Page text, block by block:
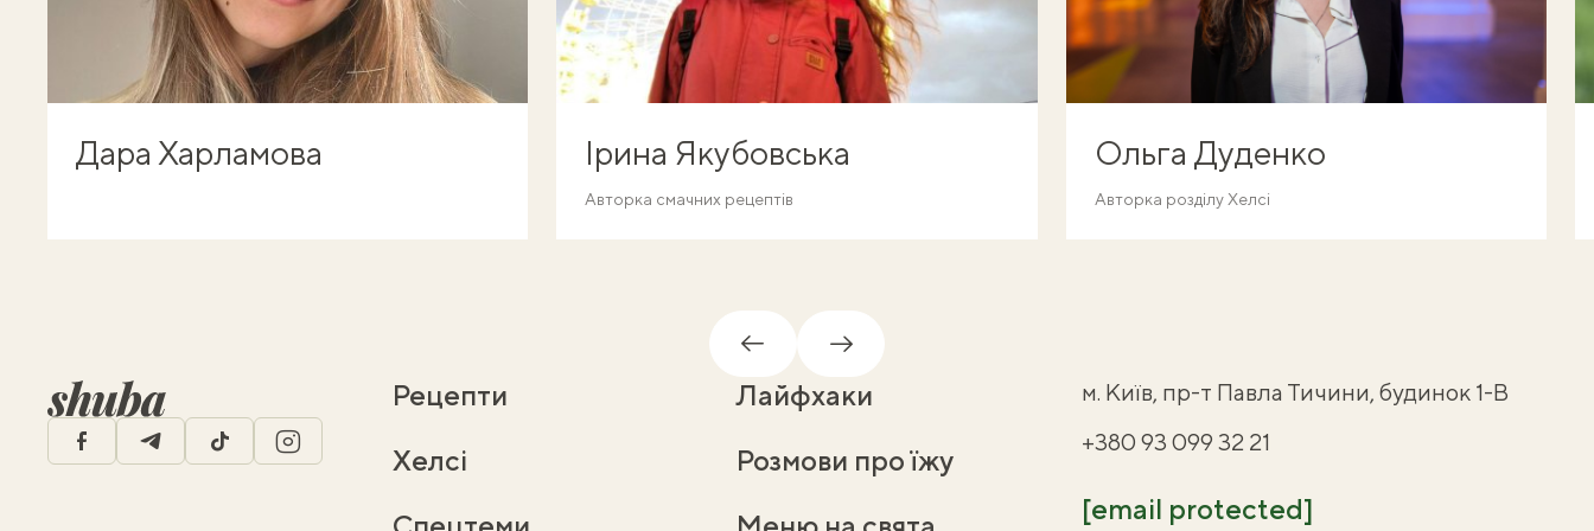
Дара Харламова Ірина Якубовська
Авторка смачних рецептів
Ольга Дуденко
Авторка розділу Хелсі
Назад Вперед
facebooktelegramtiktok instagram
Рецепти
Лайфхаки
Хелсі
Розмови про їжу
м. Київ, пр-т Павла Тичини, будинок 1-В
+380 93 099 32 21
[email protected]